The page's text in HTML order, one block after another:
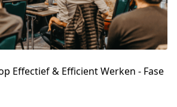
Effectief & Efficient Werken - Fase